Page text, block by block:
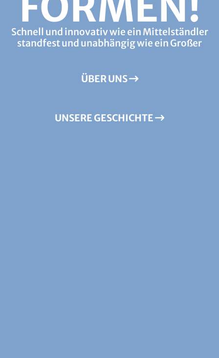
Schnell und innovativ wie ein Mittelständler
standfest und unabhängig wie ein Großer
ÜBER UNS
UNSERE GESCHICHTE